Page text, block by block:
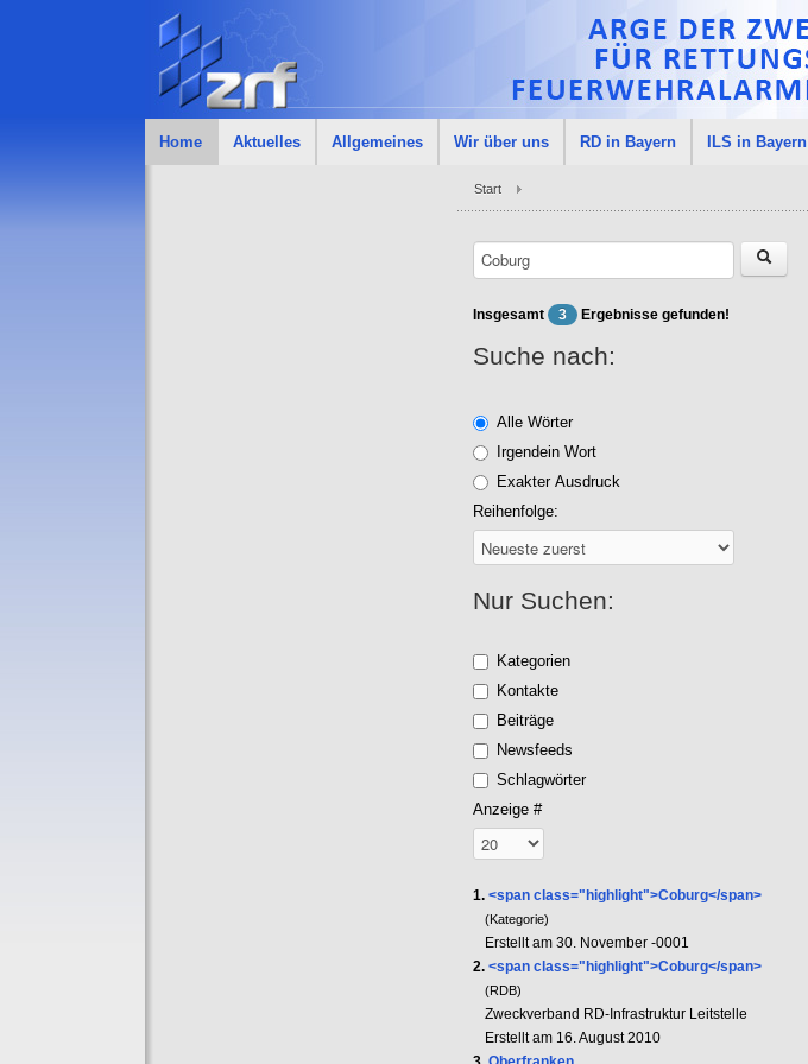
Home Aktuelles Allgemeines Wir über uns RD in Bayern ILS in Bayern
Start
Insgesamt 3 Ergebnisse gefunden!
Suche nach:
Alle Wörter
Irgendein Wort
Exakter Ausdruck
Reihenfolge:
Nur Suchen:
Kategorien
Kontakte
Beiträge
Newsfeeds
Schlagwörter
Anzeige #
1.<span class="highlight">Coburg</span>
(Kategorie)
Erstellt am 30. November -0001
2.<span class="highlight">Coburg</span>
(RDB)
Zweckverband RD-Infrastruktur Leitstelle
Erstellt am 16. August 2010